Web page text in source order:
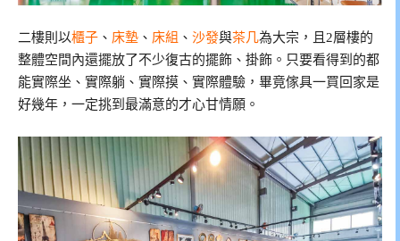
二樓則以櫃子 、 床墊 、 床組 、 沙發與茶几為大宗，且2層樓的
整體空間內還擺放了不少復古的擺飾、掛飾。只要看得到的都
能實際坐、實際躺、實際摸、實際體驗，畢竟傢具一買回家是
好幾年，一定挑到最滿意的才心甘情願。